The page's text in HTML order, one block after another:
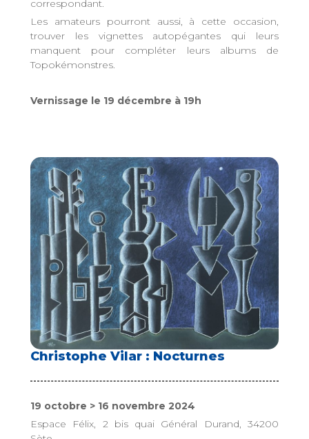
correspondant.
Les amateurs pourront aussi, à cette occasion,
trouver les vignettes autopégantes qui leurs
manquent pour compléter leurs albums de
Topokémonstres.
Vernissage le 19 décembre à 19h
Christophe Vilar : Nocturnes
19 octobre > 16 novembre 2024
Espace Félix, 2 bis quai Général Durand, 34200